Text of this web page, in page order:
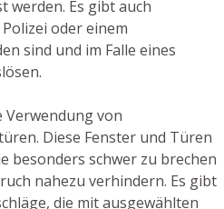
werden. Es gibt auch
oder einem
sind und im Falle eines
Verwendung von
Diese Fenster und Türen
besonders schwer zu brechen
nahezu verhindern. Es gibt
die mit ausgewählten